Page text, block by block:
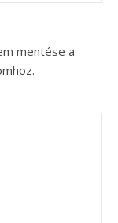
mentése a